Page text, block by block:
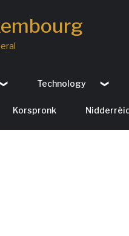
Technology
Korspronk